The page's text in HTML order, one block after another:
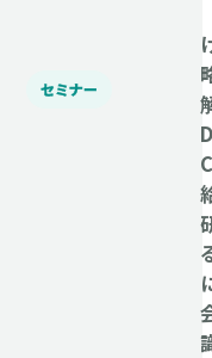
セミナー